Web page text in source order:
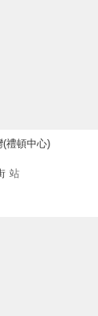
(禮頓中心)
站